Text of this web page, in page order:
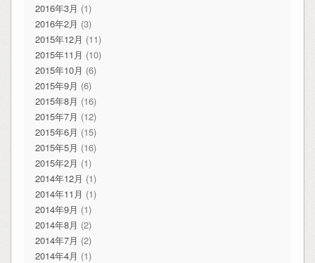
2016年3月 (1)
2016年2月 (3)
2015年12月 (11)
2015年11月 (10)
2015年10月 (6)
2015年9月 (6)
2015年8月 (16)
2015年7月 (12)
2015年6月 (15)
2015年5月 (16)
2015年2月 (1)
2014年12月 (1)
2014年11月 (1)
2014年9月 (1)
2014年8月 (2)
2014年7月 (2)
2014年4月 (1)